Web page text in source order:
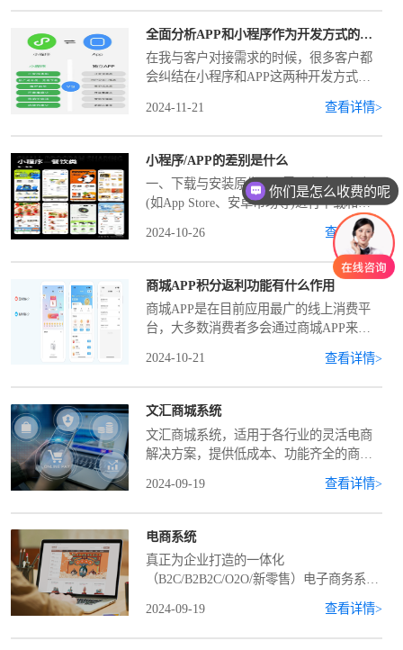
中非计划低体温预防与护理》开发术中
全面分析APP和小程序作为开发方式的不同以及如何根据自己的需求选择小程序还是APP
在我与客户对接需求的时候，很多客户都
会纠结在小程序和APP这两种开发方式中
定是比小程序好，选APP准是没错”的误
区，今天我们就从以下几个方面来聊一
下，小程序和A
2024-11-21 查看详情>
小程序/APP的差别是什么
一、下载与安装原生APP需要在应用商店
(如App Store、安卓市场等)进行下载和安
装，用户需要耗费一定的时间和流量。而
微信小程序无需下载安装用户只需在微信
中搜索或扫描二维码即可使用。二、内存
占用A
2024-10-26 查看详情>
商城APP积分返利功能有什么作用
商城APP是在目前应用最广的线上消费平
台，大多数消费者多会通过商城APP来购
的成熟下，不可能每次都是没有新的变
化，积分返利商城APP开发便是典型的案
例之一。1、返
2024-10-21 查看详情>
文汇商城系统
文汇商城系统，适用于各行业的灵活电商
解决方案，提供低成本、功能齐全的商城
砍价、秒杀、优惠券等），助力企业引流
促成交，确保商城运营数据安全。
2024-09-19 查看详情>
电商系统
真正为企业打造的一体化
（B2C/B2B2C/O2O/新零售）电子商务系
业链电子商务化的整体解决方案。
2024-09-19 查看详情>
你们是怎么收费的呢